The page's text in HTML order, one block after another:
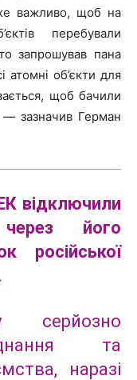
важливо, щоб на
перебували
запрошував пана
атомні об’єкти для
щоб бачили
— зазначив Герман
відключили
його
російської
серйозно
та
наразі